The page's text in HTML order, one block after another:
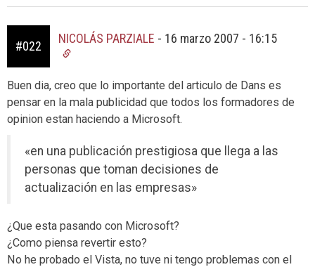
#022
NICOLÁS PARZIALE - 16 marzo 2007 - 16:15
Buen dia, creo que lo importante del articulo de Dans es
pensar en la mala publicidad que todos los formadores de
opinion estan haciendo a Microsoft.
«en una publicación prestigiosa que llega a las
personas que toman decisiones de
actualización en las empresas»
¿Que esta pasando con Microsoft?
¿Como piensa revertir esto?
No he probado el Vista, no tuve ni tengo problemas con el